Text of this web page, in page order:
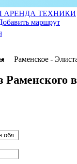
АРЕНДА ТЕХНИКИ
маршрут
Раменское -
Раменского